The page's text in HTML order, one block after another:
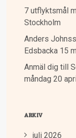
7 utflyktsmål
Stockholm
Anders
Edsbacka 15
Anmäl dig till
måndag 20
ARKIV
juli 2026